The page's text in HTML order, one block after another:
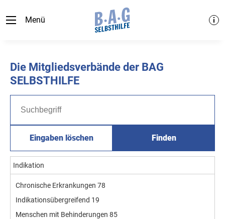
Menü
Die Mitgliedsverbände der BAG
SELBSTHILFE
Eingaben löschen Finden
Indikation
Chronische Erkrankungen 78
Indikationsübergreifend 19
Menschen mit Behinderungen 85